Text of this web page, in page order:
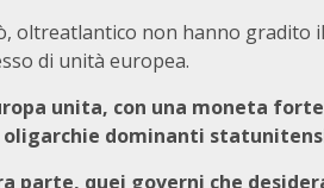
oltreatlantico non hanno gradito
di unità europea.
unita, con una moneta
oligarchie dominanti
parte, quei governi che